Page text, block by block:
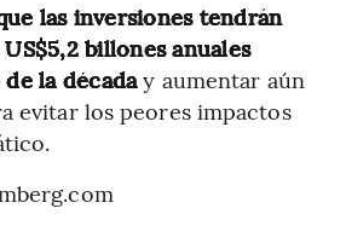
las inversiones tendrán
billones anuales
la décaday aumentar aún
evitar los peores impactos